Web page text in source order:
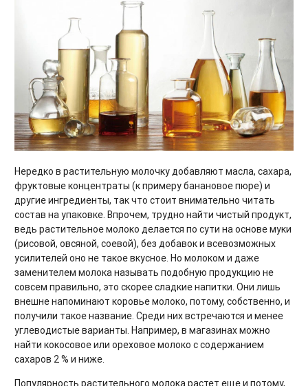
Нередко в растительную молочку добавляют масла, сахара,
фруктовые концентраты (к примеру банановое пюре) и
другие ингредиенты, так что стоит внимательно читать
состав на упаковке. Впрочем, трудно найти чистый продукт,
ведь растительное молоко делается по сути на основе муки
(рисовой, овсяной, соевой), без добавок и всевозможных
усилителей оно не такое вкусное. Но молоком и даже
заменителем молока называть подобную продукцию не
совсем правильно, это скорее сладкие напитки. Они лишь
внешне напоминают коровье молоко, потому, собственно, и
получили такое название. Среди них встречаются и менее
углеводистые варианты. Например, в магазинах можно
найти кокосовое или ореховое молоко с содержанием
сахаров 2 % и ниже.